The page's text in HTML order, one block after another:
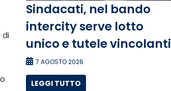
di
Sindacati, nel bando
intercity serve lotto
unico e tutele vincolanti
7 AGOSTO 2026
LEGGI TUTTO